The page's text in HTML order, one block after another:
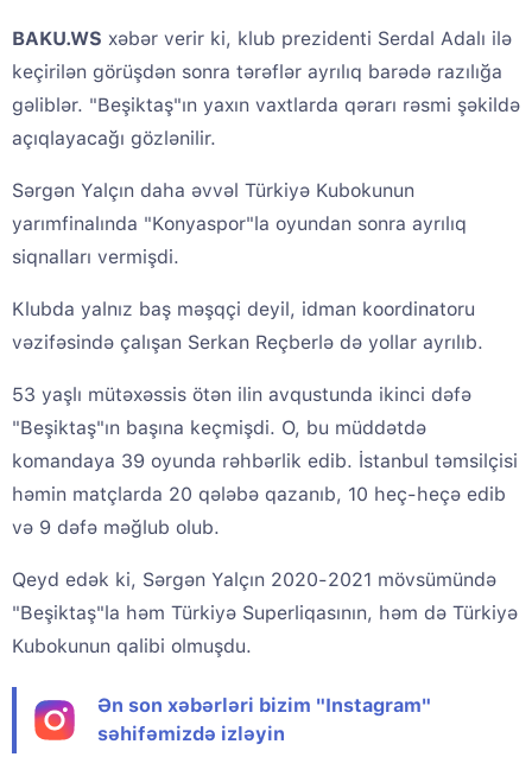
BAKU.WS xəbər verir ki, klub prezidenti Serdal Adalı ilə
keçirilən görüşdən sonra tərəflər ayrılıq barədə razılığa
gəliblər. "Beşiktaş"ın yaxın vaxtlarda qərarı rəsmi şəkildə
açıqlayacağı gözlənilir.
Sərgən Yalçın daha əvvəl Türkiyə Kubokunun
yarımfinalında "Konyaspor"la oyundan sonra ayrılıq
siqnalları vermişdi.
Klubda yalnız baş məşqçi deyil, idman koordinatoru
vəzifəsində çalışan Serkan Reçberlə də yollar ayrılıb.
53 yaşlı mütəxəssis ötən ilin avqustunda ikinci dəfə
"Beşiktaş"ın başına keçmişdi. O, bu müddətdə
komandaya 39 oyunda rəhbərlik edib. İstanbul təmsilçisi
həmin matçlarda 20 qələbə qazanıb, 10 heç-heçə edib
və 9 dəfə məğlub olub.
Qeyd edək ki, Sərgən Yalçın 2020-2021 mövsümündə
"Beşiktaş"la həm Türkiyə Superliqasının, həm də Türkiyə
Kubokunun qalibi olmuşdu.
Ən son xəbərləri bizim "Instagram"
səhifəmizdə izləyin